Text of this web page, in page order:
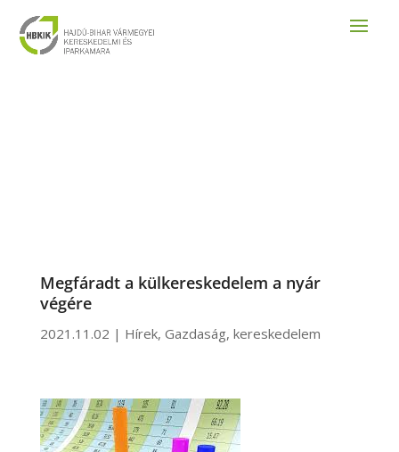
Megfáradt a külkereskedelem a nyár
végére
2021.11.02 | Hírek, Gazdaság, kereskedelem